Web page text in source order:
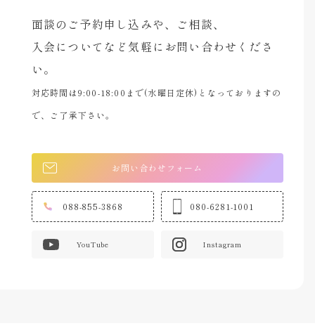
面談のご予約申し込みや、ご相談、
入会についてなど気軽にお問い合わせくださ
い。
対応時間は9:00-18:00まで(水曜日定休)となっておりますの
で、ご了承下さい。
お問い合わせフォーム
088-855-3868 080-6281-1001
YouTube Instagram